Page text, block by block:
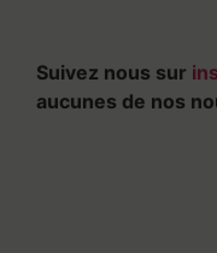
Suivez nous sur
aucunes de nos